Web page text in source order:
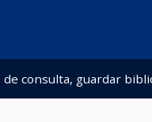
consulta, guardar